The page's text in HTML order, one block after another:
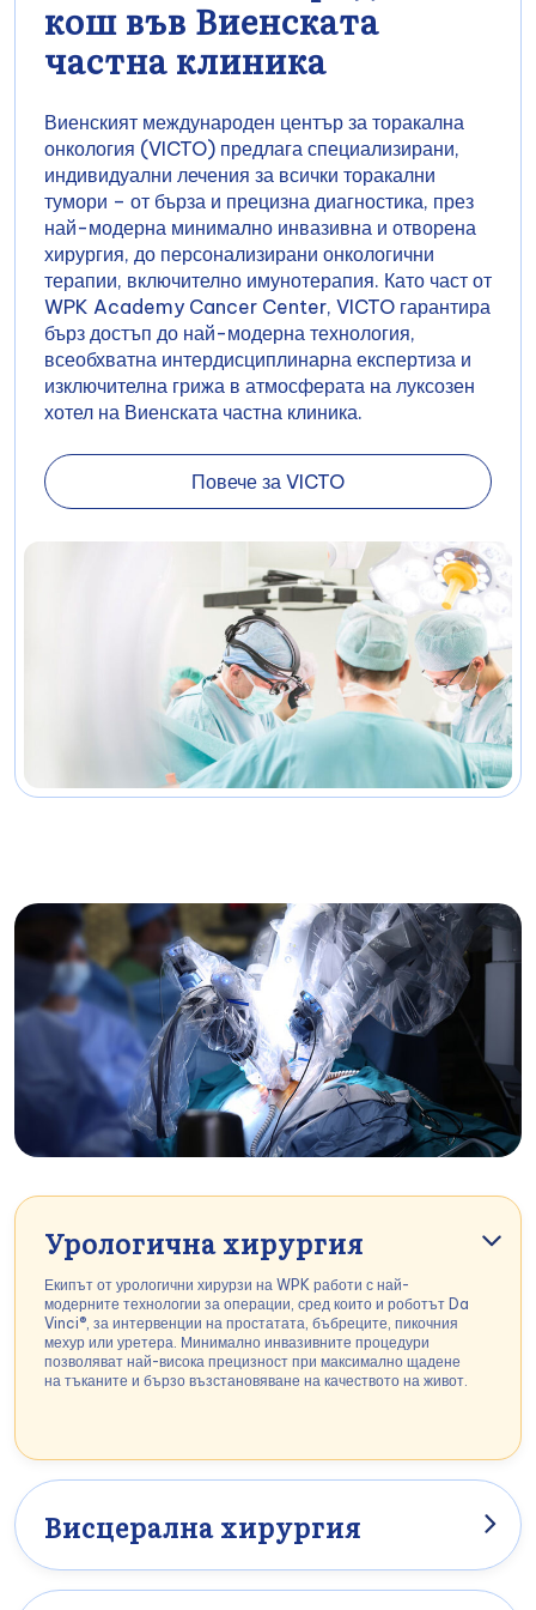
кош във Виенската
частна клиника
Виенският международен център за торакална
онкология (VICTO) предлага специализирани,
индивидуални лечения за всички торакални
тумори – от бърза и прецизна диагностика, през
най-модерна минимално инвазивна и отворена
хирургия, до персонализирани онкологични
терапии, включително имунотерапия. Като част от
WPK Academy Cancer Center, VICTO гарантира
бърз достъп до най-модерна технология,
всеобхватна интердисциплинарна експертиза и
изключителна грижа в атмосферата на луксозен
хотел на Виенската частна клиника.
Повече за VICTO
Урологична хирургия
Екипът от урологични хирурзи на WPK работи с най-
модерните технологии за операции, сред които и роботът Da
Vinci®, за интервенции на простатата, бъбреците, пикочния
мехур или уретера. Минимално инвазивните процедури
позволяват най-висока прецизност при максимално щадене
на тъканите и бързо възстановяване на качеството на живот.
Висцерална хирургия
Висцералната хирургия в частната клиника във Виена
обхваща сложни операции в коремната област –
включително стомах, черва, черен дроб, панкреас и жлъчен